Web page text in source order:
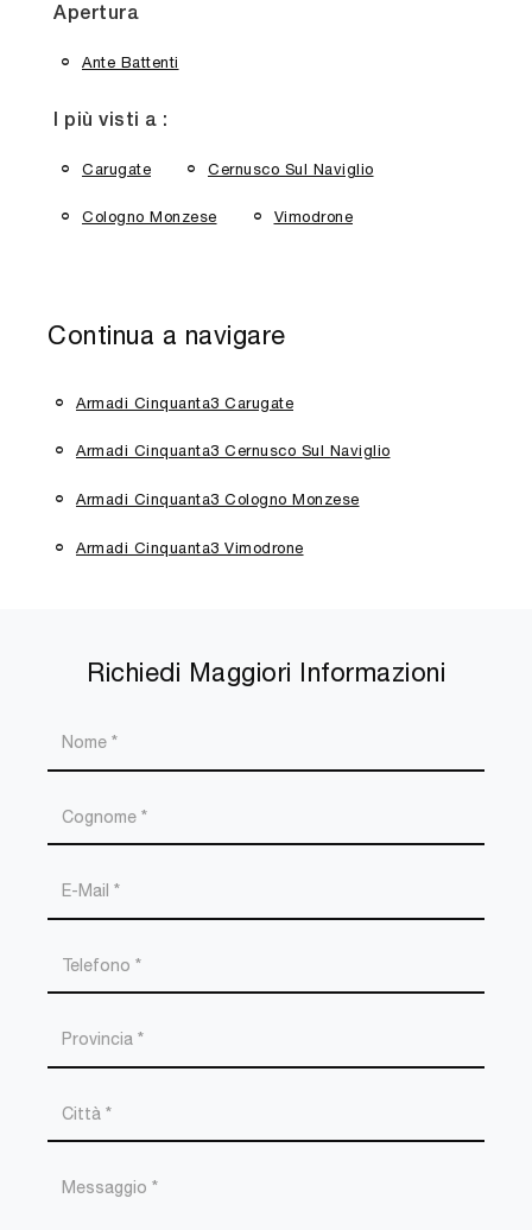
Apertura
Ante Battenti
I più visti a :
Carugate Cernusco Sul Naviglio
Cologno Monzese Vimodrone
Continua a navigare
Armadi Cinquanta3 Carugate
Armadi Cinquanta3 Cernusco Sul Naviglio
Armadi Cinquanta3 Cologno Monzese
Armadi Cinquanta3 Vimodrone
Richiedi Maggiori Informazioni